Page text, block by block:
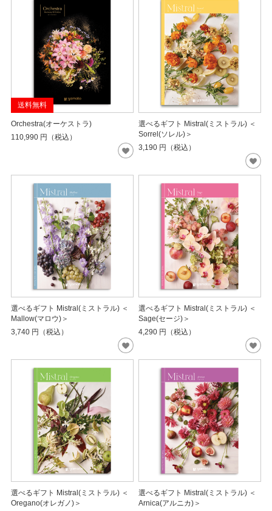
送料無料
Orchestra(オーケストラ)
110,990 円（税込）
選べるギフト Mistral(ミストラル) ＜
Sorrel(ソレル)＞
3,190 円（税込）
選べるギフト Mistral(ミストラル) ＜
Mallow(マロウ)＞
3,740 円（税込）
選べるギフト Mistral(ミストラル) ＜
Sage(セージ)＞
4,290 円（税込）
選べるギフト Mistral(ミストラル) ＜
Oregano(オレガノ)＞
選べるギフト Mistral(ミストラル) ＜
Arnica(アルニカ)＞